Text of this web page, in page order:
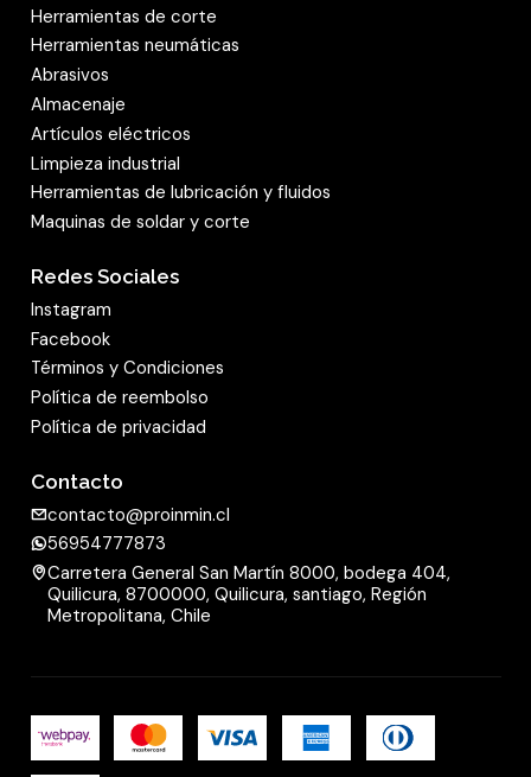
Herramientas de corte
Herramientas neumáticas
Abrasivos
Almacenaje
Artículos eléctricos
Limpieza industrial
Herramientas de lubricación y fluidos
Maquinas de soldar y corte
Redes Sociales
Instagram
Facebook
Términos y Condiciones
Política de reembolso
Política de privacidad
Contacto
contacto@proinmin.cl
56954777873
Carretera General San Martín 8000, bodega 404,
Quilicura, 8700000, Quilicura, santiago, Región
Metropolitana, Chile